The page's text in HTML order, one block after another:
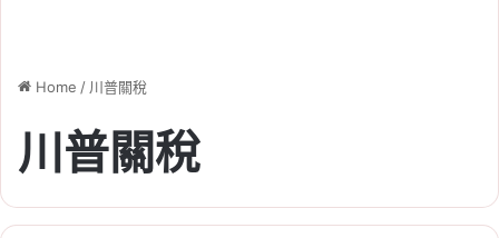
Home / 川普關稅
川普關稅